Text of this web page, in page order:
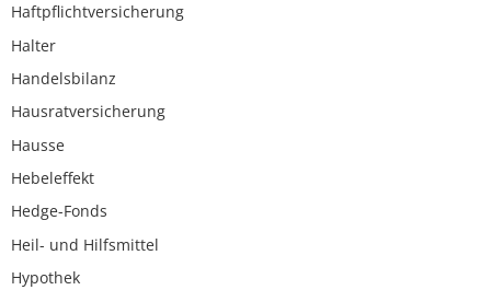
Haftpflichtversicherung
Halter
Handelsbilanz
Hausratversicherung
Hausse
Hebeleffekt
Hedge-Fonds
Heil- und Hilfsmittel
Hypothek